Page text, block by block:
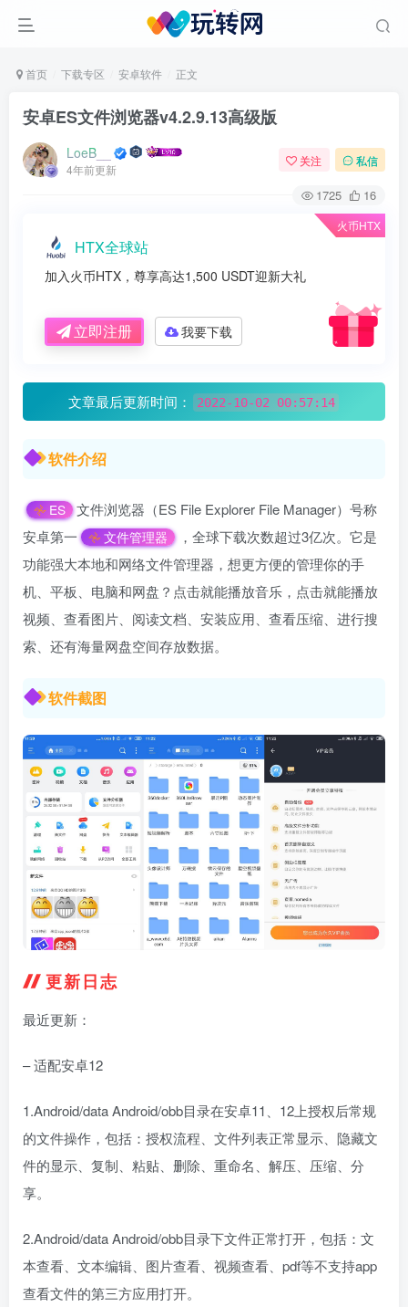
首页 下载专区 安卓软件 正文
安卓ES文件浏览器v4.2.9.13高级版
LoeB__
4年前更新
关注 私信
1725 16
火币HTX
HTX全球站
加入火币HTX，尊享高达1,500 USDT迎新大礼
立即注册 我要下载
文章最后更新时间： 2022-10-02 00:57:14
软件介绍
ES
文件浏览器（ES File Explorer File Manager）号称
安卓第一
文件管理器
，全球下载次数超过3亿次。它是
功能强大本地和网络文件管理器，想更方便的管理你的手
机、平板、电脑和网盘？点击就能播放音乐，点击就能播放
视频、查看图片、阅读文档、安装应用、查看压缩、进行搜
索、还有海量网盘空间存放数据。
软件截图
更新日志
最近更新：
– 适配安卓12
1.Android/data Android/obb目录在安卓11、12上授权后常规
的文件操作，包括：授权流程、文件列表正常显示、隐藏文
件的显示、复制、粘贴、删除、重命名、解压、压缩、分
享。
2.Android/data Android/obb目录下文件正常打开，包括：文
本查看、文本编辑、图片查看、视频查看、pdf等不支持app
查看文件的第三方应用打开。